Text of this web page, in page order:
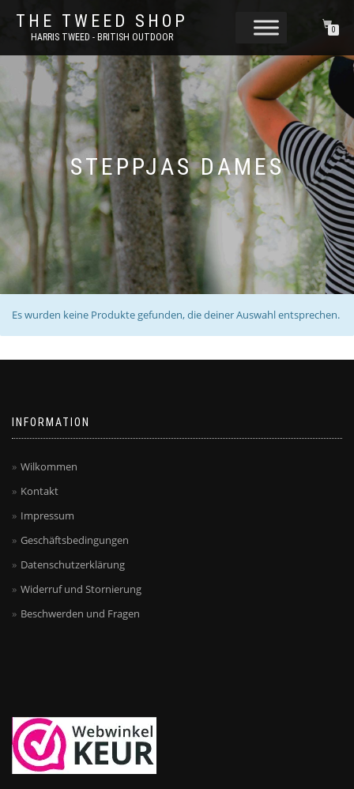
THE TWEED SHOP
HARRIS TWEED - BRITISH OUTDOOR
0
STEPPJAS DAMES
Es wurden keine Produkte gefunden, die deiner Auswahl entsprechen.
INFORMATION
Wilkommen
Kontakt
Impressum
Geschäftsbedingungen
Datenschutzerklärung
Widerruf und Stornierung
Beschwerden und Fragen